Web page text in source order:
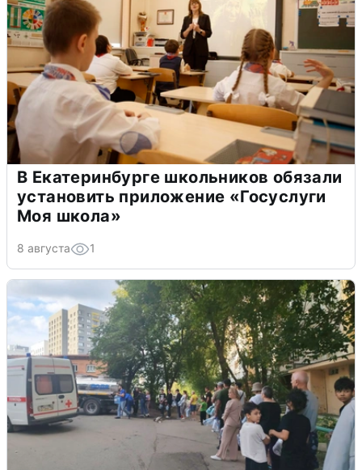
В Екатеринбурге школьников обязали
установить приложение «Госуслуги
Моя школа»
8 августа 1